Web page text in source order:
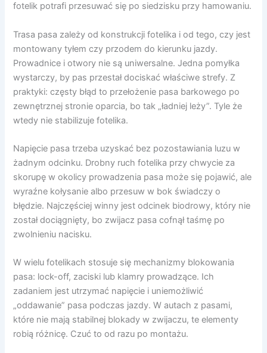
fotelik potrafi przesuwać się po siedzisku przy hamowaniu.
Trasa pasa zależy od konstrukcji fotelika i od tego, czy jest
montowany tyłem czy przodem do kierunku jazdy.
Prowadnice i otwory nie są uniwersalne. Jedna pomyłka
wystarczy, by pas przestał dociskać właściwe strefy. Z
praktyki: częsty błąd to przełożenie pasa barkowego po
zewnętrznej stronie oparcia, bo tak „ładniej leży”. Tyle że
wtedy nie stabilizuje fotelika.
Napięcie pasa trzeba uzyskać bez pozostawiania luzu w
żadnym odcinku. Drobny ruch fotelika przy chwycie za
skorupę w okolicy prowadzenia pasa może się pojawić, ale
wyraźne kołysanie albo przesuw w bok świadczy o
błędzie. Najczęściej winny jest odcinek biodrowy, który nie
został dociągnięty, bo zwijacz pasa cofnął taśmę po
zwolnieniu nacisku.
W wielu fotelikach stosuje się mechanizmy blokowania
pasa: lock-off, zaciski lub klamry prowadzące. Ich
zadaniem jest utrzymać napięcie i uniemożliwić
„oddawanie” pasa podczas jazdy. W autach z pasami,
które nie mają stabilnej blokady w zwijaczu, te elementy
robią różnicę. Czuć to od razu po montażu.